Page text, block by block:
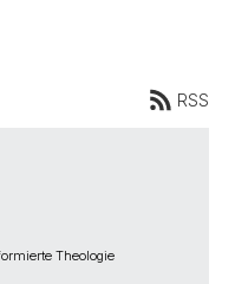
RSS
Theologie